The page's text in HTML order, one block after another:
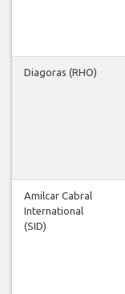
Diagoras (RHO)
Amilcar Cabral
International
(SID)